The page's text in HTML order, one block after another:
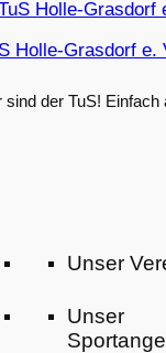
Holle-Grasdorf e.
sind der TuS! Einfach
Unser
Unser